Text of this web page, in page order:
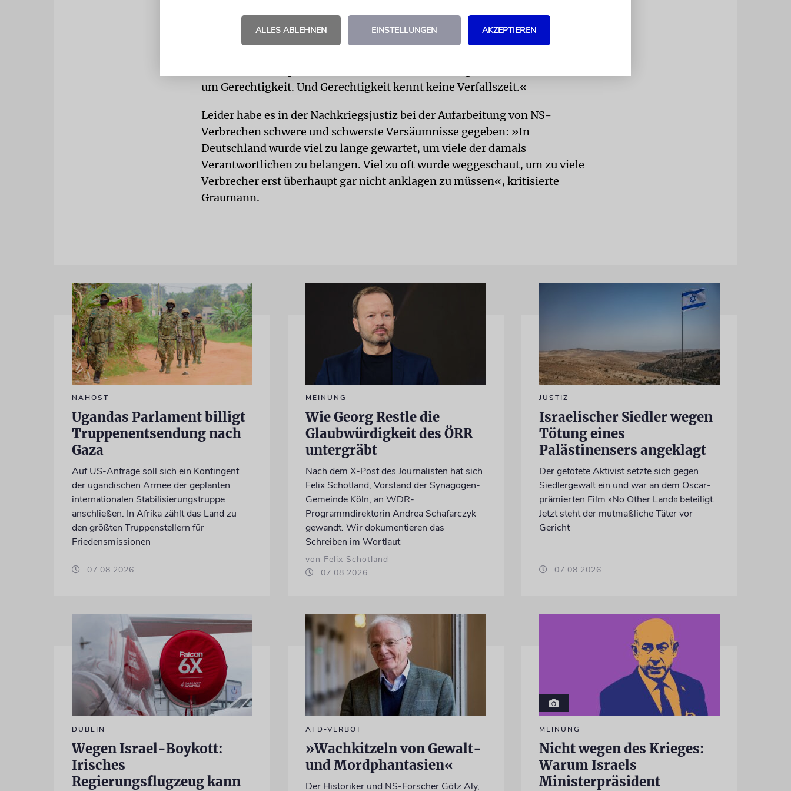
»Jede Anklage ist eine wichtige Erinnerung daran, dass Gerechtigkeit für
um Gerechtigkeit. Und Gerechtigkeit kennt keine Verfallszeit.«
Leider habe es in der Nachkriegsjustiz bei der Aufarbeitung von NS-
Verbrechen schwere und schwerste Versäumnisse gegeben: »In
Deutschland wurde viel zu lange gewartet, um viele der damals
Verantwortlichen zu belangen. Viel zu oft wurde weggeschaut, um zu viele
Verbrecher erst überhaupt gar nicht anklagen zu müssen«, kritisierte
Graumann.
NAHOST
Ugandas Parlament billigt
Truppenentsendung nach
Gaza
Auf US-Anfrage soll sich ein Kontingent
der ugandischen Armee der geplanten
internationalen Stabilisierungstruppe
anschließen. In Afrika zählt das Land zu
den größten Truppenstellern für
Friedensmissionen
07.08.2026
MEINUNG
Wie Georg Restle die
Glaubwürdigkeit des ÖRR
untergräbt
Nach dem X-Post des Journalisten hat sich
Felix Schotland, Vorstand der Synagogen-
Gemeinde Köln, an WDR-
Programmdirektorin Andrea Schafarczyk
gewandt. Wir dokumentieren das
Schreiben im Wortlaut
von Felix Schotland
07.08.2026
JUSTIZ
Israelischer Siedler wegen
Tötung eines
Palästinensers angeklagt
Der getötete Aktivist setzte sich gegen
Siedlergewalt ein und war an dem Oscar-
prämierten Film »No Other Land« beteiligt.
Jetzt steht der mutmaßliche Täter vor
Gericht
07.08.2026
DUBLIN
Wegen Israel-Boykott:
Irisches
Regierungsflugzeug kann
AFD-VERBOT
»Wachkitzeln von Gewalt-
und Mordphantasien«
Der Historiker und NS-Forscher Götz Aly,
MEINUNG
Nicht wegen des Krieges:
Warum Israels
Ministerpräsident
ALLES ABLEHNEN EINSTELLUNGEN AKZEPTIEREN